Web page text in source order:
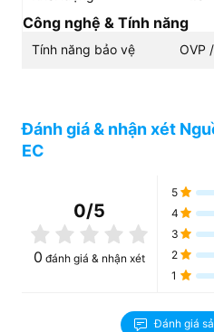
Công nghệ & Tính năng
Tính năng bảo vệ OVP
Đánh giá & nhận xét
EC
0/5
0 đánh giá & nhận xét
5
4
3
2
1
Đánh giá